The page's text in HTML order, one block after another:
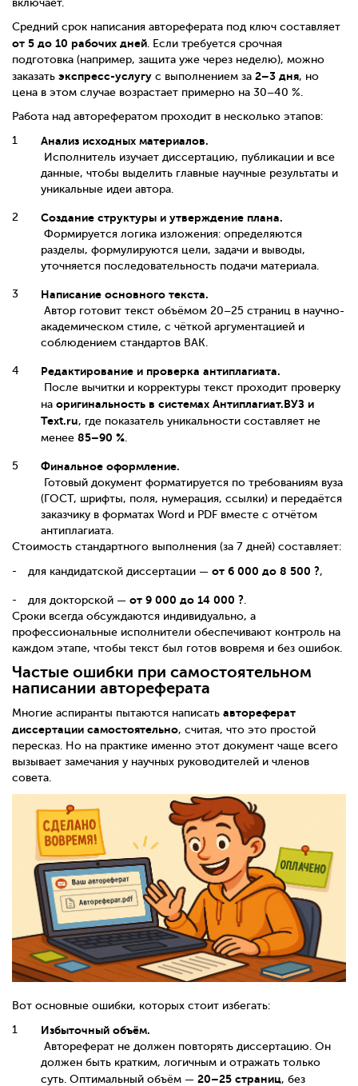
включает.
Средний срок написания автореферата под ключ составляет
от 5 до 10 рабочих дней. Если требуется срочная
подготовка (например, защита уже через неделю), можно
заказать экспресс-услугу с выполнением за 2–3 дня, но
цена в этом случае возрастает примерно на 30–40 %.
Работа над авторефератом проходит в несколько этапов:
Анализ исходных материалов.
Исполнитель изучает диссертацию, публикации и все
данные, чтобы выделить главные научные результаты и
уникальные идеи автора.
Создание структуры и утверждение плана.
Формируется логика изложения: определяются
разделы, формулируются цели, задачи и выводы,
уточняется последовательность подачи материала.
Написание основного текста.
Автор готовит текст объёмом 20–25 страниц в научно-
академическом стиле, с чёткой аргументацией и
соблюдением стандартов ВАК.
Редактирование и проверка антиплагиата.
После вычитки и корректуры текст проходит проверку
на оригинальность в системах Антиплагиат.ВУЗ и
Text.ru, где показатель уникальности составляет не
менее 85–90 %.
Финальное оформление.
Готовый документ форматируется по требованиям вуза
(ГОСТ, шрифты, поля, нумерация, ссылки) и передаётся
заказчику в форматах Word и PDF вместе с отчётом
антиплагиата.
Стоимость стандартного выполнения (за 7 дней) составляет:
для кандидатской диссертации — от 6 000 до 8 500 ?,
для докторской — от 9 000 до 14 000 ?.
Сроки всегда обсуждаются индивидуально, а
профессиональные исполнители обеспечивают контроль на
каждом этапе, чтобы текст был готов вовремя и без ошибок.
Частые ошибки при самостоятельном
написании автореферата
Многие аспиранты пытаются написать автореферат
диссертации самостоятельно, считая, что это простой
пересказ. Но на практике именно этот документ чаще всего
вызывает замечания у научных руководителей и членов
совета.
Вот основные ошибки, которых стоит избегать:
Избыточный объём.
Автореферат не должен повторять диссертацию. Он
должен быть кратким, логичным и отражать только
суть. Оптимальный объём — 20–25 страниц, без